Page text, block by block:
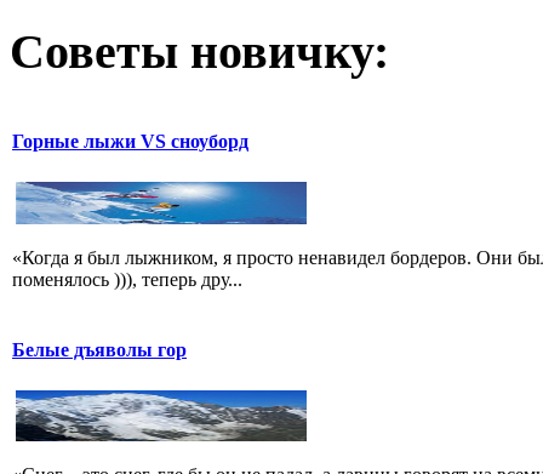
Советы новичку:
Горные лыжи VS сноуборд
«Когда я был лыжником, я просто ненавидел бордеров. Они
поменялось ))), теперь дру...
Белые дъяволы гор